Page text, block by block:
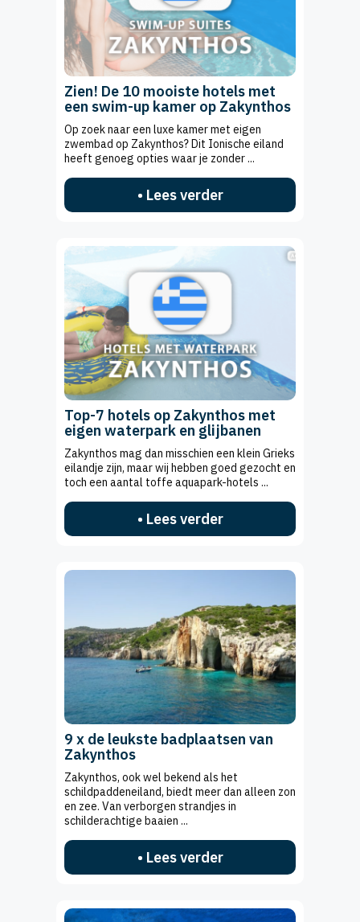
Zien! De 10 mooiste hotels met
een swim-up kamer op Zakynthos
Op zoek naar een luxe kamer met eigen
zwembad op Zakynthos? Dit Ionische eiland
heeft genoeg opties waar je zonder ...
• Lees verder
Top-7 hotels op Zakynthos met
eigen waterpark en glijbanen
Zakynthos mag dan misschien een klein Grieks
eilandje zijn, maar wij hebben goed gezocht en
toch een aantal toffe aquapark-hotels ...
• Lees verder
9 x de leukste badplaatsen van
Zakynthos
Zakynthos, ook wel bekend als het
schildpaddeneiland, biedt meer dan alleen zon
en zee. Van verborgen strandjes in
schilderachtige baaien ...
• Lees verder